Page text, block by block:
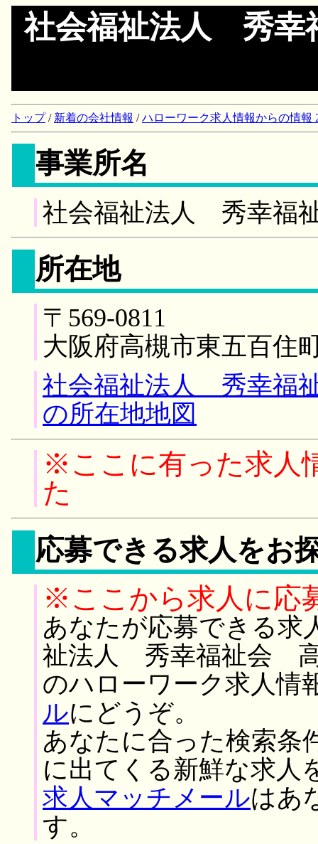
社会福祉法人 秀幸
トップ/ 新着の会社情報 /ハローワーク求人情報からの情報
事業所名
社会福祉法人 秀幸福
所在地
〒569-0811
大阪府高槻市東五百住
社会福祉法人 秀幸福
の所在地地図
※ここに有った求人
た
応募できる求人をお
※ここから求人に応
あなたが応募できる求
祉法人 秀幸福祉会 高
のハローワーク求人情
ルにどうぞ。
あなたに合った検索条
に出てくる新鮮な求人
求人マッチメールはあ
す。